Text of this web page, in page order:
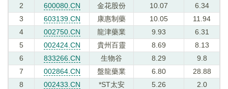
2
600080.CN 金花股份 10.07
6.34
3
603139.CN 康惠制藥 10.05
11.94
4
002750.CN 龍津藥業 9.93
6.31
5
002424.CN 貴州百靈 8.69
8.13
6
833266.CN 生物谷 8.29
9.8
7
002864.CN 盤龍藥業 6.80
28.88
8
002433.CN *ST太安 5.26 2.0